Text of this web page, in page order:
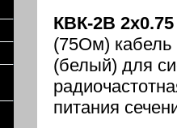
КВК-2В
(75Ом) кабель
(белый) для
питания